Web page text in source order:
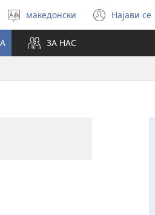
Избери
јазик
македонски Најави се
(opens
new
ЗА НАС